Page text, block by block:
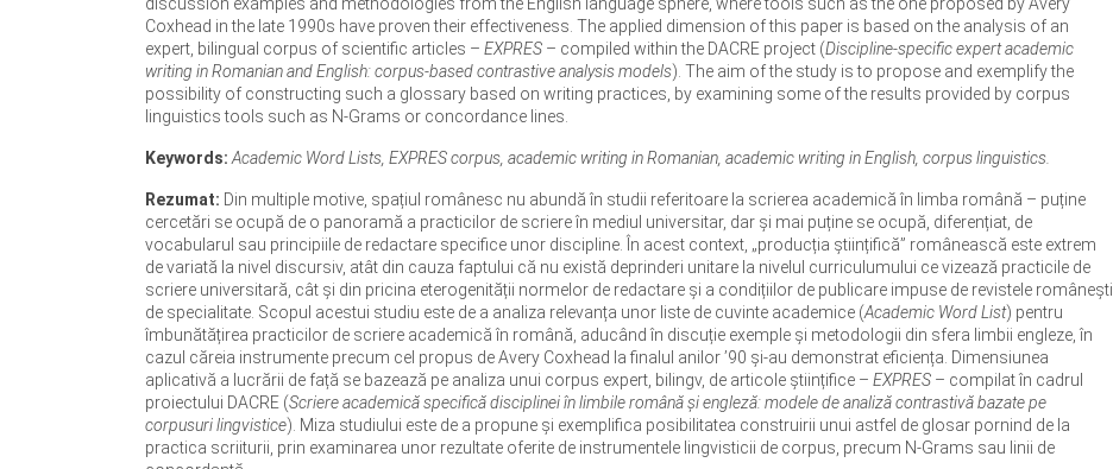
discussion examples and methodologies from the English language sphere, where tools such as the one proposed by Avery
Coxhead in the late 1990s have proven their effectiveness. The applied dimension of this paper is based on the analysis of an
expert, bilingual corpus of scientific articles – EXPRES – compiled within the DACRE project (Discipline-specific expert academic
writing in Romanian and English: corpus-based contrastive analysis models). The aim of the study is to propose and exemplify the
possibility of constructing such a glossary based on writing practices, by examining some of the results provided by corpus
linguistics tools such as N-Grams or concordance lines.
Keywords:Academic Word Lists, EXPRES corpus, academic writing in Romanian, academic writing in English, corpus linguistics.
Rezumat: Din multiple motive, spațiul românesc nu abundă în studii referitoare la scrierea academică în limba română – puține
cercetări se ocupă de o panoramă a practicilor de scriere în mediul universitar, dar și mai puține se ocupă, diferențiat, de
vocabularul sau principiile de redactare specifice unor discipline. În acest context, „producția științifică” românească este extrem
de variată la nivel discursiv, atât din cauza faptului că nu există deprinderi unitare la nivelul curriculumului ce vizează practicile de
scriere universitară, cât și din pricina eterogenității normelor de redactare și a condițiilor de publicare impuse de revistele românești
de specialitate. Scopul acestui studiu este de a analiza relevanța unor liste de cuvinte academice (Academic Word List) pentru
îmbunătățirea practicilor de scriere academică în română, aducând în discuție exemple și metodologii din sfera limbii engleze, în
cazul căreia instrumente precum cel propus de Avery Coxhead la finalul anilor ’90 și-au demonstrat eficiența. Dimensiunea
aplicativă a lucrării de față se bazează pe analiza unui corpus expert, bilingv, de articole științifice – EXPRES – compilat în cadrul
proiectului DACRE (Scriere academică specifică disciplinei în limbile română și engleză: modele de analiză contrastivă bazate pe
corpusuri lingvistice). Miza studiului este de a propune și exemplifica posibilitatea construirii unui astfel de glosar pornind de la
practica scriiturii, prin examinarea unor rezultate oferite de instrumentele lingvisticii de corpus, precum N-Grams sau linii de